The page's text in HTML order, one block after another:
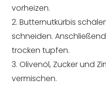
vorheizen.
2. Butternutkürbis
schneiden.
trocken tupfen.
3. Olivenöl, Zucker und
vermischen.